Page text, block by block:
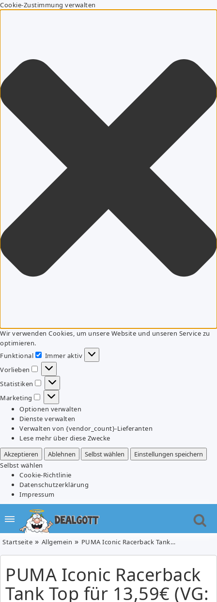
Cookie-Zustimmung verwalten
Wir verwenden Cookies, um unsere Website und unseren Service zu
optimieren.
Funktional
Funktional
Immer aktiv
Vorlieben
Vorlieben
Statistiken
Statistiken
Marketing
Marketing
Optionen verwalten
Dienste verwalten
Verwalten von {vendor_count}-Lieferanten
Lese mehr über diese Zwecke
Akzeptieren
Ablehnen Selbst wählen
Einstellungen speichern
Selbst wählen
Cookie-Richtlinie
Datenschutzerklärung
Impressum
Startseite Allgemein PUMA Iconic Racerback Tank Top für 13,59€ (VG: ab 19,99€)
PUMA Iconic Racerback
Tank Top für 13,59€ (VG: